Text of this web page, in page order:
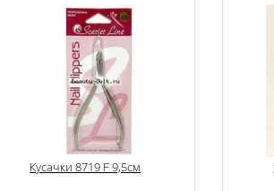
Кусачки 8719 F 9,5см